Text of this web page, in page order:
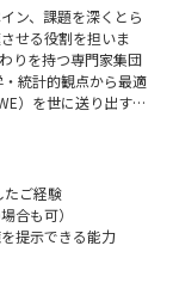
ン、課題を深くとら
せる役割を担いま
りを持つ専門家集団
統計的観点から最適
）を世に送り出すこ
担います。
ベース研究のデザイ
コルの策定。
たご経験
合も可）
提示できる能力